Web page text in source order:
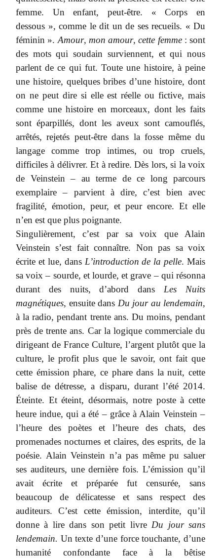
femme. Un enfant, peut-être. « Corps en
dessous », comme le dit un de ses recueils. « Du
féminin ». Amour, mon amour,cette femme: sont
des mots qui soudain surviennent, et qui nous
parlent de ce qui fut. Toute une histoire, à peine
une histoire, quelques bribes d’une histoire, dont
on ne peut dire si elle est réelle ou fictive, mais
comme une histoire en morceaux, dont les faits
sont éparpillés, dont les aveux sont camouflés,
arrêtés, rejetés peut-être dans la fosse même du
langage comme trop intimes, ou trop cruels,
difficiles à délivrer. Et à redire. Dès lors, si la voix
de Veinstein – au terme de ce long parcours
exemplaire – parvient à dire, c’est bien avec
fragilité, émotion, peur, et peur encore. Et elle
n’en est que plus poignante.
Singulièrement, c’est par sa voix que Alain
Veinstein s’est fait connaître. Non pas sa voix
écrite et lue, dans L’introduction de la pelle. Mais
sa voix – sourde, et lourde, et grave – qui résonna
durant des nuits, d’abord dans Les Nuits
magnétiques, ensuite dans Du jour au lendemain,
à la radio, pendant trente ans. Du moins, pendant
près de trente ans. Car la logique commerciale du
dirigeant de France Culture, l’argent plutôt que la
culture, le profit plus que le savoir, ont fait que
cette émission phare, ce phare dans la nuit, cette
balise de détresse, a disparu, durant l’été 2014.
Éteinte. Et éteint, désormais, notre poste à cette
heure indue, qui a été – grâce à Alain Veinstein –
l’heure des poètes et l’heure des chats, des
promenades nocturnes et claires, des esprits, de la
poésie. Alain Veinstein n’a pas même pu saluer
ses auditeurs, une dernière fois. L’émission qu’il
avait écrite et préparée fut censurée, sans
beaucoup de délicatesse et sans respect des
auditeurs. C’est cette émission, interdite, qu’il
donne à lire dans son petit livre Du jour sans
lendemain. Un texte d’une force touchante, d’une
humanité confondante face à la bêtise